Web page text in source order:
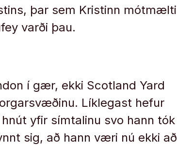
þar sem Kristinn mótmælti
varði þau.
í gær, ekki Scotland Yard
Líklegast hefur
yfir símtalinu svo hann tók
sig, að hann væri nú ekki að